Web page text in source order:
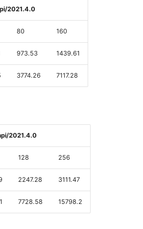
2021.4.0
80 160
973.53 1439.61
3774.26 7117.28
2021.4.0
128 256
2247.28 3111.47
7728.58 15798.2